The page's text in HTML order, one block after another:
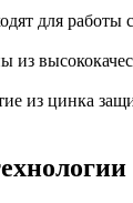
для
из
из цинка